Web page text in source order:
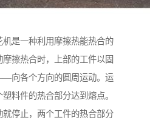
是一种利用摩擦热能热合的
擦热合时，上部的工件以固
向各个方向的圆周运动。运
料件的热合部分达到熔点。
停止，两个工件的热合部分